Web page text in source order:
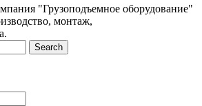
"Грузоподъемное оборудование"
монтаж,